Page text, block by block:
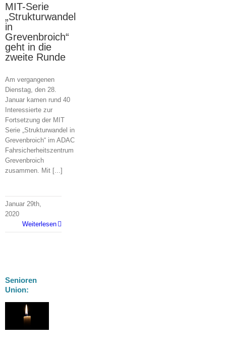
MIT-Serie
„Strukturwandel
in
Grevenbroich“
geht in die
zweite Runde
Am vergangenen
Dienstag, den 28.
Januar kamen rund 40
Interessierte zur
Fortsetzung der MIT
Serie „Strukturwandel in
Grevenbroich“ im ADAC
Fahrsicherheitszentrum
Grevenbroich
zusammen. Mit [...]
Januar 29th,
2020
Weiterlesen
Senioren
Union: